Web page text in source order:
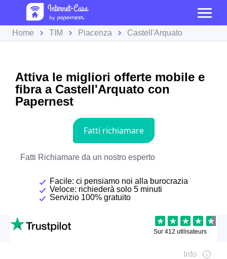
Home TIM Piacenza Castell'Arquato